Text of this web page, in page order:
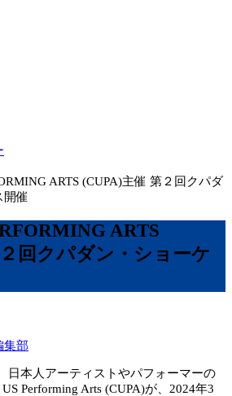
ARTS (CUPA)主催 第２回クパダ
開催
ARTS
回クパダン・ショーケ
集部
日本人アーティストやパフォーマーの
Performing Arts (CUPA)が、2024年3